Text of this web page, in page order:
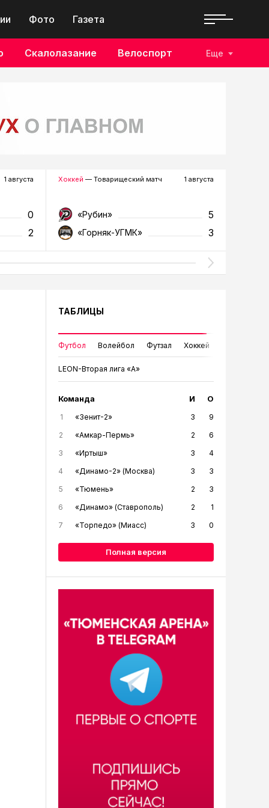
Фото Газета
Скалолазание Велоспорт Еще
1 августа
0
2
Хоккей — Товарищеский матч 1 августа
«Рубин» 5
«Горняк-УГМК» 3
ТАБЛИЦЫ
Футбол Волейбол Футзал Хоккей
LEON-Вторая лига «А»
Команда И О
1 «Зенит-2» 3
9
2
«Амкар-Пермь» 2
6
3
«Иртыш» 3
4
4
«Динамо-2» (Москва) 3
3
5
«Тюмень» 2
3
6
«Динамо» (Ставрополь) 2
1
7
«Торпедо» (Миасс) 3 0
Полная версия